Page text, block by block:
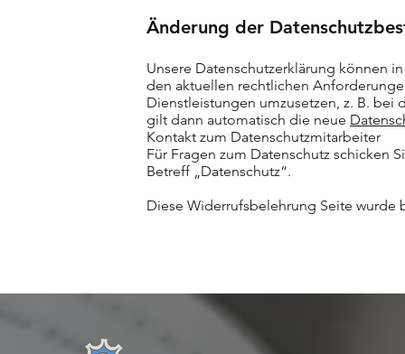
Änderung der
Unsere Datenschutzerklärung können
den aktuellen rechtlichen
Dienstleistungen umzusetzen, z. B. bei
gilt dann automatisch die neue
Kontakt zum Datenschutzmitarbeiter
Für Fragen zum Datenschutz schicken
Betreff „Datenschutz“.
Diese Widerrufsbelehrung Seite wurde